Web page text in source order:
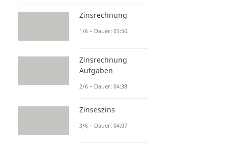
Dauer: 03:45
Flächenmaße
Dauer: 02:55
ar in qm
Zinsrechnung
1/6 – Dauer: 03:50
Zinsrechnung
Aufgaben
2/6 – Dauer: 04:38
Zinseszins
3/6 – Dauer: 04:07